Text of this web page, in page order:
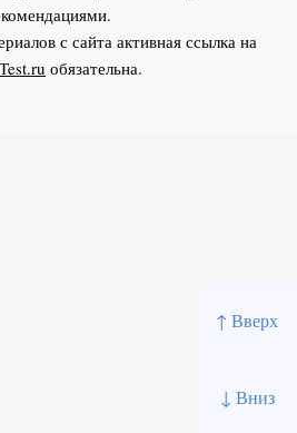
↑ Вверх
↓ Вниз
с сайта активная ссылка на
обязательна.